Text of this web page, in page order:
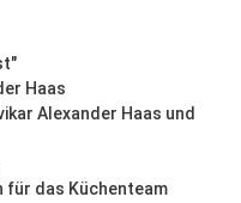
Haas
Alexander Haas und
für das Küchenteam